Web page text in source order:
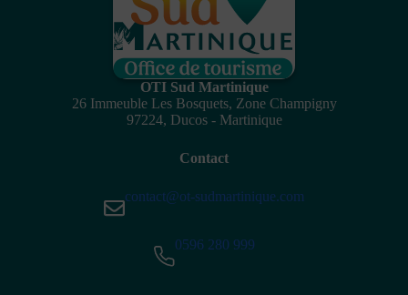
OTI Sud Martinique
26 Immeuble Les Bosquets, Zone Champigny
97224, Ducos - Martinique
Contact
contact@ot-sudmartinique.com
0596 280 999